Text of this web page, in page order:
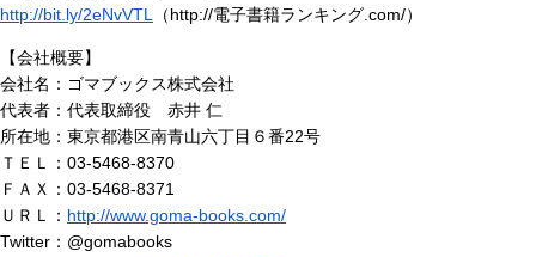
http://bit.ly/2eNvVTL
（http://電子書籍ランキング.com/）
【会社概要】
会社名：ゴマブックス株式会社
代表者：代表取締役 赤井 仁
所在地：東京都港区南青山六丁目６番22号
ＴＥＬ：03-5468-8370
ＦＡＸ：03-5468-8371
ＵＲＬ： http://www.goma-books.com/
Twitter：@gomabooks